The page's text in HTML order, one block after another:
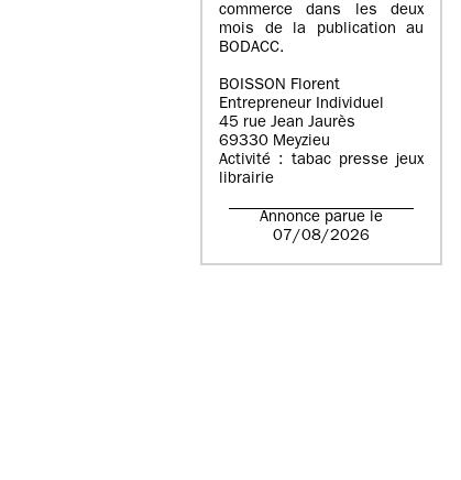
commerce dans les deux
mois de la publication au
BODACC.
BOISSON Florent
Entrepreneur Individuel
45 rue Jean Jaurès
69330 Meyzieu
Activité : tabac presse jeux
librairie
Annonce parue le
07/08/2026